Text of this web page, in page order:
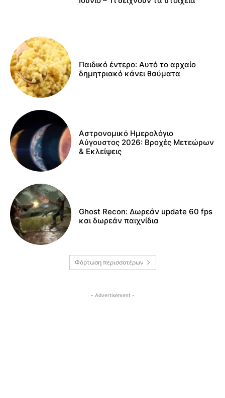
Παιδικό έντερο: Αυτό το αρχαίο
δημητριακό κάνει θαύματα
Αστρονομικό Ημερολόγιο
Αύγουστος 2026: Βροχές Μετεώρων
& Εκλείψεις
Ghost Recon: Δωρεάν update 60 fps
και δωρεάν παιχνίδια
Φόρτωση περισσοτέρων
- Advertisement -